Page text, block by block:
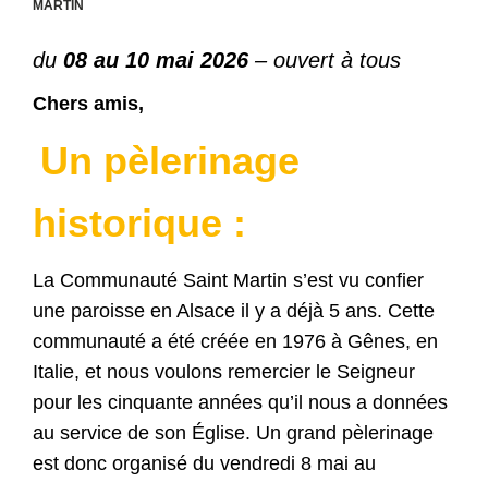
MARTIN
du 08 au 10 mai 2026 – ouvert à tous
Chers amis,
Un pèlerinage
historique :
La Communauté Saint Martin s’est vu confier
une paroisse en Alsace il y a déjà 5 ans. Cette
communauté a été créée en 1976 à Gênes, en
Italie, et nous voulons remercier le Seigneur
pour les cinquante années qu’il nous a données
au service de son Église. Un grand pèlerinage
est donc organisé du vendredi 8 mai au